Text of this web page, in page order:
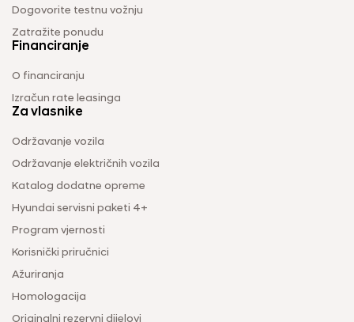
Dogovorite testnu vožnju
Zatražite ponudu
Financiranje
O financiranju
Izračun rate leasinga
Za vlasnike
Održavanje vozila
Održavanje električnih vozila
Katalog dodatne opreme
Hyundai servisni paketi 4+
Program vjernosti
Korisnički priručnici
Ažuriranja
Homologacija
Originalni rezervni dijelovi